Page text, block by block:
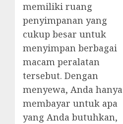
memiliki ruang
penyimpanan yang
cukup besar untuk
menyimpan berbagai
macam peralatan
tersebut. Dengan
menyewa, Anda hanya
membayar untuk apa
yang Anda butuhkan,